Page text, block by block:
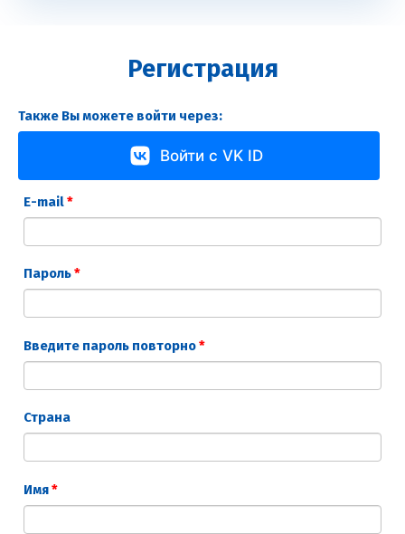
Регистрация
E-mail*
Пароль*
Введите пароль повторно*
Страна
Имя*
Также Вы можете войти через:
Войти с VK ID